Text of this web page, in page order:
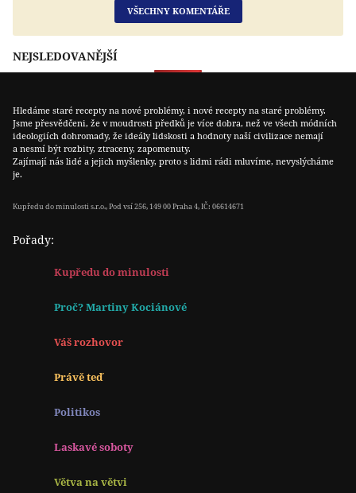
VŠECHNY KOMENTÁŘE
NEJSLEDOVANĚJŠÍ
Hledáme staré recepty na nové problémy, i nové recepty na staré problémy.
Jsme přesvědčeni, že v moudrosti předků je více dobra, než ve všech módních
ideologiích dohromady, že ideály lidskosti a hodnoty naší civilizace nemají
a nesmí být rozbity, ztraceny, zapomenuty.
Zajímají nás lidé a jejich myšlenky, proto s lidmi rádi mluvíme, nevyslýcháme
je.
Kupředu do minulosti s.r.o., Pod vsí 256, 149 00 Praha 4, IČ: 06614671
Pořady:
Kupředu do minulosti
Proč? Martiny Kociánové
Váš rozhovor
Právě teď
Politikos
Laskavé soboty
Větva na větvi